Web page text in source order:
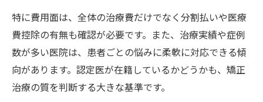
特に費用面は、全体の治療費だけでなく分割払いや医療
費控除の有無も確認が必要です。また、治療実績や症例
数が多い医院は、患者ごとの悩みに柔軟に対応できる傾
向があります。認定医が在籍しているかどうかも、矯正
治療の質を判断する大きな基準です。